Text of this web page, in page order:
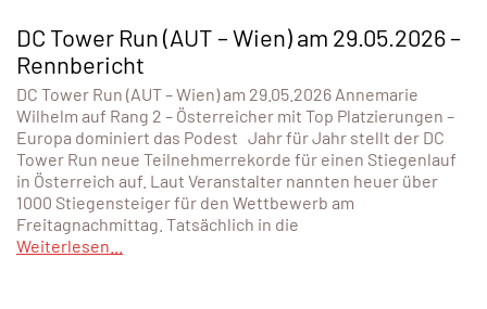
DC Tower Run (AUT – Wien) am 29.05.2026 –
Rennbericht
DC Tower Run (AUT – Wien) am 29.05.2026 Annemarie
Wilhelm auf Rang 2 – Österreicher mit Top Platzierungen –
Europa dominiert das Podest Jahr für Jahr stellt der DC
Tower Run neue Teilnehmerrekorde für einen Stiegenlauf
in Österreich auf. Laut Veranstalter nannten heuer über
1000 Stiegensteiger für den Wettbewerb am
Freitagnachmittag. Tatsächlich in die
Weiterlesen...